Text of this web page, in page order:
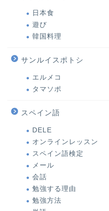
日本食
遊び
韓国料理
サンルイスポトシ
エルメコ
タマソポ
スペイン語
DELE
オンラインレッスン
スペイン語検定
メール
会話
勉強する理由
勉強方法